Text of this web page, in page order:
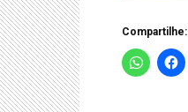
Compartilhe: